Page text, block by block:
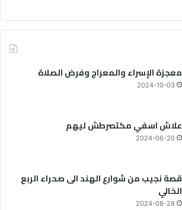
معجزة الإسراء والمعراج وفرض الصلاة
2024-10-03
علاش اسفي مكتصرطش ليهم
2024-06-20
قصة نجيب من شوارع الهند الى صحراء الربع
الخالي
2024-08-28